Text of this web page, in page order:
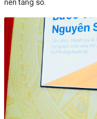
nền tảng số.